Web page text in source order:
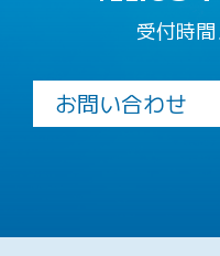
受付時
お問い合わせ